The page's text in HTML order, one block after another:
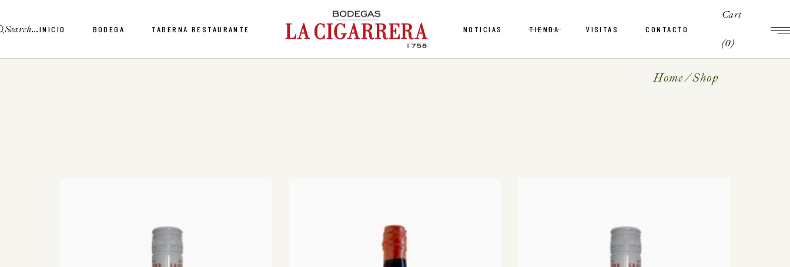
INICIO BODEGA TABERNA RESTAURANTE NOTICIAS TIENDA VISITAS CONTACTO
Cart
(0)
Carrito
Checkout
Home Shop